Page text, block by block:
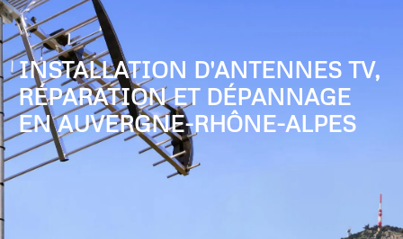
INSTALLATION D'ANTENNES TV,
RÉPARATION ET DÉPANNAGE
EN AUVERGNE-RHÔNE-ALPES